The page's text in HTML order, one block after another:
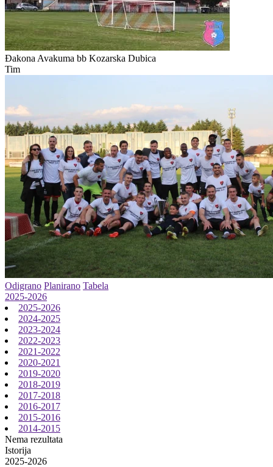
Đakona Avakuma bb Kozarska Dubica
Tim
Odigrano Planirano Tabela
2025-2026
2025-2026
2024-2025
2023-2024
2022-2023
2021-2022
2020-2021
2019-2020
2018-2019
2017-2018
2016-2017
2015-2016
2014-2015
Nema rezultata
Istorija
2025-2026